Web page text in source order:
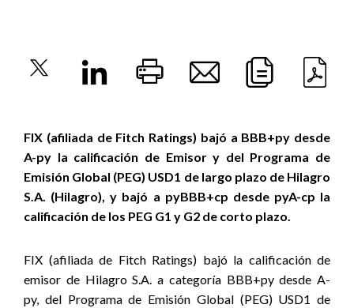
FIX (afiliada de Fitch Ratings) bajó a BBB+py desde
A-py la calificación de Emisor y del Programa de
Emisión Global (PEG) USD1 de largo plazo de Hilagro
S.A. (Hilagro), y bajó a pyBBB+cp desde pyA-cp la
calificación de los PEG G1 y G2 de corto plazo.
FIX (afiliada de Fitch Ratings) bajó la calificación de
emisor de Hilagro S.A. a categoría BBB+py desde A-
py, del Programa de Emisión Global (PEG) USD1 de